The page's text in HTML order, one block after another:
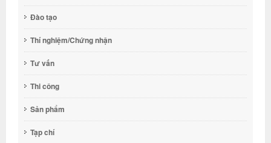
Đào tạo
Thí nghiệm/Chứng nhận
Tư vấn
Thi công
Sản phẩm
Tạp chí